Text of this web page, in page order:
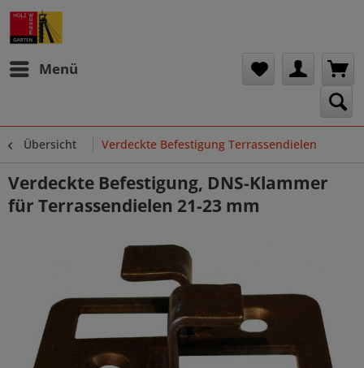
Menü
Übersicht Verdeckte Befestigung Terrassendielen
Verdeckte Befestigung, DNS-Klammer
für Terrassendielen 21-23 mm